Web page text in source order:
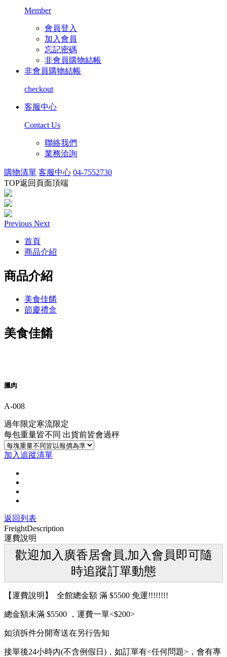
Member
會員登入
加入會員
忘記密碼
非會員購物結帳
非會員購物結帳
checkout
客服中心
Contact Us
聯絡我們
業務洽詢
購物清單 客服中心 04-7552730
TOP返回頁面頂端
Previous Next
首頁
商品介紹
商品介紹
美食佳餚
節慶禮盒
美食佳餚
臘肉
A-008
過年限定寒流限定
每包重量皆不同 出貨前皆會過秤
加入追蹤清單
返回列表
FreightDescription
運費說明
歡迎加入廣香居會員‚加入會員即可隨
時追蹤訂單動態
【運費說明】 全館總金額 滿 $5500 免運!!!!!!!!
總金額未滿 $5500 ，運費一單<$200>
如須拆件分開寄送在另行告知
接單後24小時內(不含例假日)，如訂單有<任何問題>，會有專